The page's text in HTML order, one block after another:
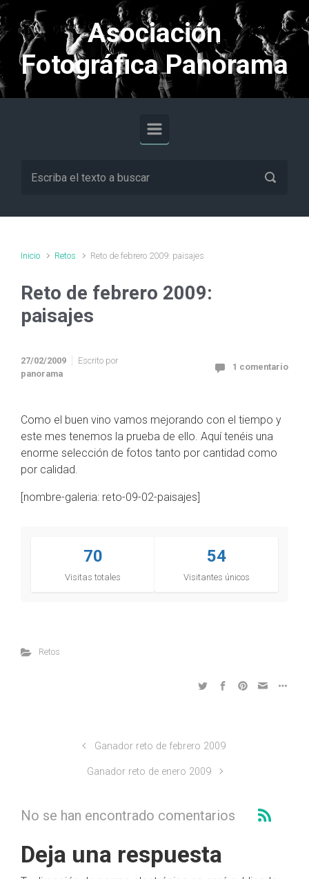
Saltar al contenido principal
Asociación
Fotográfica Panorama
Inicio Retos Reto de febrero 2009: paisajes
Reto de febrero 2009:
paisajes
27/02/2009
Escrito por
panorama
1 comentario
Como el buen vino vamos mejorando con el tiempo y
este mes tenemos la prueba de ello. Aquí tenéis una
enorme selección de fotos tanto por cantidad como
por calidad.
[nombre-galeria: reto-09-02-paisajes]
70
Visitas totales
54
Visitantes únicos
Retos
Ganador reto de febrero 2009
Ganador reto de enero 2009
No se han encontrado comentarios
Deja una respuesta